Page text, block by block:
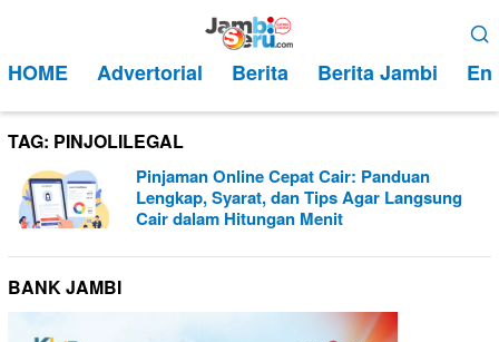
kontenMobile
HOME Advertorial Berita Berita Jambi
TAG: PINJOLILEGAL
Pinjaman Online Cepat Cair: Panduan
Lengkap, Syarat, dan Tips Agar Langsung
Cair dalam Hitungan Menit
BANK JAMBI